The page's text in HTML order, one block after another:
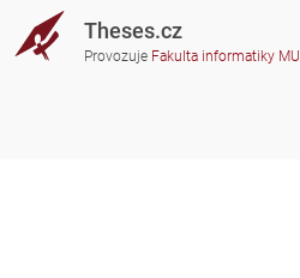
Theses.cz
Provozuje Fakulta informatiky MU